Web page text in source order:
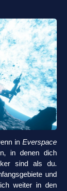
in Everspace
in denen dich
sind als du.
und
weiter in den